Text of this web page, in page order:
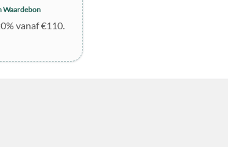
Waardebon
vanaf €110.